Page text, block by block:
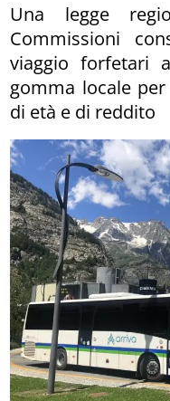
Una legge
Commissioni
viaggio forfetari
gomma locale
di età e di reddito